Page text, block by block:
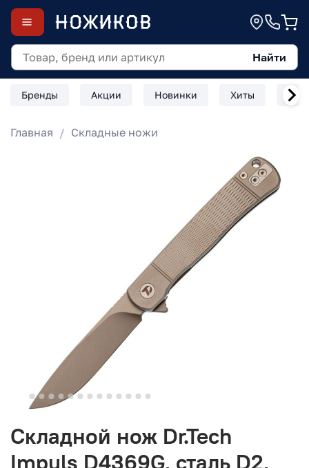
Найти
Бренды Акции Новинки Хиты
Главная Складные ножи
Складной нож Dr.Tech
Impuls D4369G, сталь D2,